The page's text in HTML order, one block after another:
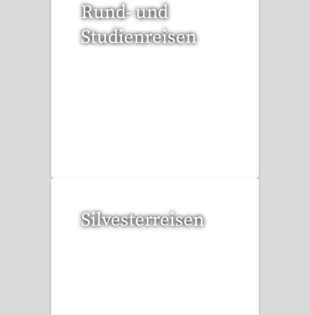
Rund- und
Studienreisen
Silvesterreisen